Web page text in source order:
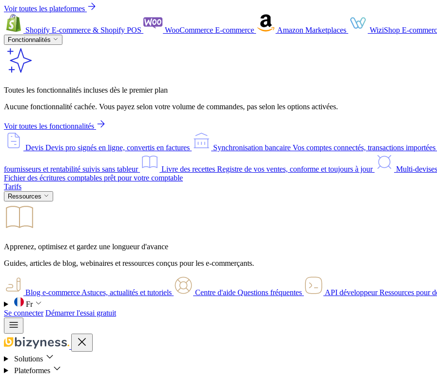
Voir toutes les plateformes
Shopify E-commerce & Shopify POS WooCommerce E-commerce Amazon Marketplaces WiziShop E-
Fonctionnalités
Toutes les fonctionnalités incluses dès le premier plan
Aucune fonctionnalité cachée. Vous payez selon votre volume de commandes, pas selon les options activées.
Voir toutes les fonctionnalités
Devis Devis pro signés en ligne, convertis en factures Synchronisation bancaire Vos comptes connectés, transactions
fournisseurs et rentabilité suivis sans tableur Livre des recettes Registre de vos ventes, conforme et toujours à jour Multi-devises
Fichier des écritures comptables prêt pour votre comptable
Tarifs
Ressources
Apprenez, optimisez et gardez une longueur d'avance
Guides, articles de blog, webinaires et ressources conçus pour les e-commerçants.
Blog e-commerce Astuces, actualités et tutoriels Centre d'aide Questions fréquentes API développeurRessources pour
Fr
Se connecter Démarrer l'essai gratuit
Solutions
Plateformes